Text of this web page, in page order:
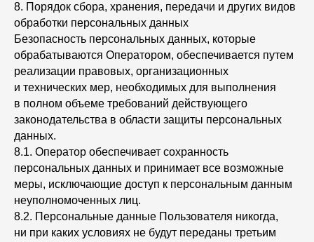
8. Порядок сбора, хранения, передачи и других видов
обработки персональных данных
Безопасность персональных данных, которые
обрабатываются Оператором, обеспечивается путем
реализации правовых, организационных
и технических мер, необходимых для выполнения
в полном объеме требований действующего
законодательства в области защиты персональных
данных.
8.1. Оператор обеспечивает сохранность
персональных данных и принимает все возможные
меры, исключающие доступ к персональным данным
неуполномоченных лиц.
8.2. Персональные данные Пользователя никогда,
ни при каких условиях не будут переданы третьим